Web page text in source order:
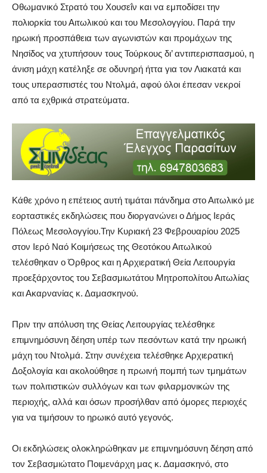
Οθωμανικό Στρατό του Χουσεΐν και να εμποδίσει την
πολιορκία του Αιτωλικού και του Μεσολογγίου. Παρά την
ηρωική προσπάθεια των αγωνιστών και προμάχων της
Νησίδος να χτυπήσουν τους Τούρκους δι’ αντιπερισπασμού, η
άνιση μάχη κατέληξε σε οδυνηρή ήττα για τον Λιακατά και
τους υπερασπιστές του Ντολμά, αφού όλοι έπεσαν νεκροί
από τα εχθρικά στρατεύματα.
Κάθε χρόνο η επέτειος αυτή τιμάται πάνδημα στο Αιτωλικό με
εορταστικές εκδηλώσεις που διοργανώνει ο Δήμος Ιεράς
Πόλεως Μεσολογγίου.Την Κυριακή 23 Φεβρουαρίου 2025
στον Ιερό Ναό Κοιμήσεως της Θεοτόκου Αιτωλικού
τελέσθηκαν ο Όρθρος και η Αρχιερατική Θεία Λειτουργία
προεξάρχοντος του Σεβασμιωτάτου Μητροπολίτου Αιτωλίας
και Ακαρνανίας κ. Δαμασκηνού.
Πριν την απόλυση της Θείας Λειτουργίας τελέσθηκε
επιμνημόσυνη δέηση υπέρ των πεσόντων κατά την ηρωική
μάχη του Ντολμά. Στην συνέχεια τελέσθηκε Αρχιερατική
Δοξολογία και ακολούθησε η πρωινή πομπή των τμημάτων
των πολιτιστικών συλλόγων και των φιλαρμονικών της
περιοχής, αλλά και όσων προσήλθαν από όμορες περιοχές
για να τιμήσουν το ηρωικό αυτό γεγονός.
Οι εκδηλώσεις ολοκληρώθηκαν με επιμνημόσυνη δέηση από
τον Σεβασμιώτατο Ποιμενάρχη μας κ. Δαμασκηνό, στο